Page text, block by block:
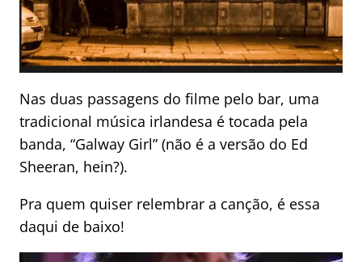
Nas duas passagens do filme pelo bar, uma
tradicional música irlandesa é tocada pela
banda, “Galway Girl” (não é a versão do Ed
Sheeran, hein?).
Pra quem quiser relembrar a canção, é essa
daqui de baixo!